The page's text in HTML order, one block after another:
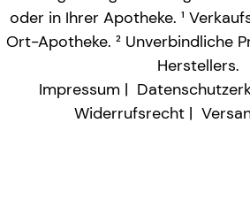
oder in Ihrer Apotheke. ¹
Ort-Apotheke. ² Unverbindliche
Herstellers.
Impressum
Widerrufsrecht